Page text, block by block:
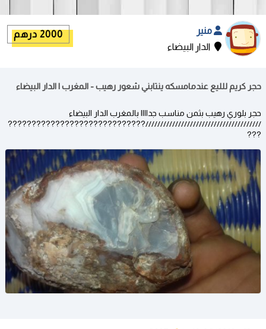
منير
الدار البيضاء
2000 درهم
حجر كريم للليع عندمامسكه ينتابني شعور رهيب - المغرب | الدار البيضاء
حجر بلوري رهيب بثمن مناسب جداااا بالمغرب الدار البيضاء
///////////////////////////////////////?????????????????????????????
???